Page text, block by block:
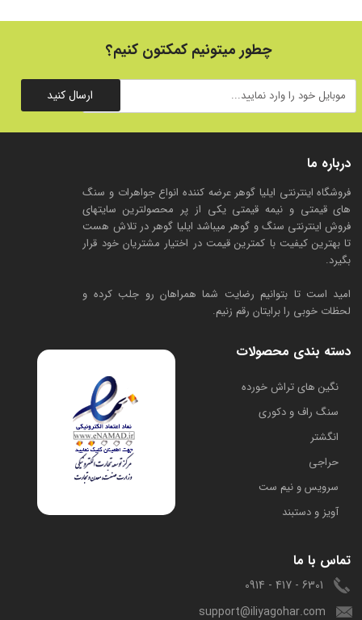
درباره ما
فروشگاه اینترنتی ایلیا گوهر عرضه کننده انواع جواهرات و سنگ
های قیمتی و نیمه قیمتی یکی از پر محصولترین سایتهای
فروش اینترنتی سنگ و گوهر میباشد ایلیا گوهر در تلاش هست
تا بهترین کیفیت با کمترین قیمت در اختیار مشتریان خود قرار
بگیرد.
امید است تا بتوانیم رضایت شما همراهان رو جلب کرده و
لحظات خوبی را برایتان رقم زنیم.
دسته بندی محصولات
​نگین های تراش خورده
سنگ راف و دکوری
انگشتر
حراجی
سرویس و نیم ست
آویز و دستبند
تماس با ما
6301 - 417 - 0914
support@iliyagohar.com
چطور میتونیم کمکتون کنیم؟
ارسال کنید